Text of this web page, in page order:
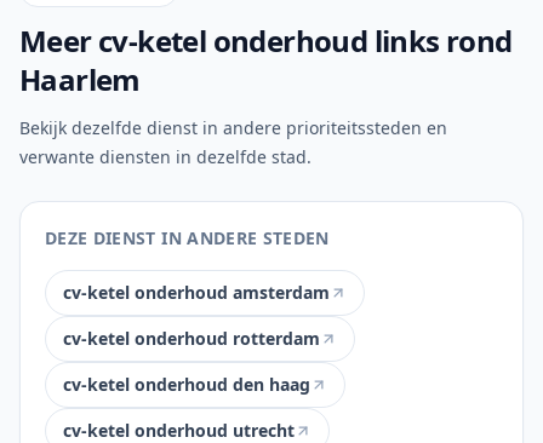
Meer cv-ketel onderhoud links rond
Haarlem
Bekijk dezelfde dienst in andere prioriteitssteden en
verwante diensten in dezelfde stad.
DEZE DIENST IN ANDERE STEDEN
cv-ketel onderhoud amsterdam
cv-ketel onderhoud rotterdam
cv-ketel onderhoud den haag
cv-ketel onderhoud utrecht